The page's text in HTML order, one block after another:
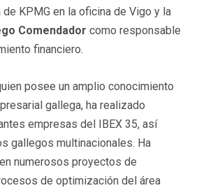
KPMG en la oficina de Vigo y la
Comendador como responsable
financiero.
posee un amplio conocimiento
gallega, ha realizado
empresas del IBEX 35, así
gallegos multinacionales. Ha
numerosos proyectos de
de optimización del área